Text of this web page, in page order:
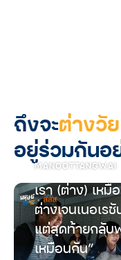
ถึงจะต่างวัย
อยู่ร่วมกันอ
MANOOTTANGWAI
เรา (ต่าง) เห
ต่างเจนเนอเร
แต่สุดท้ายกลับ
เหมือนกัน”